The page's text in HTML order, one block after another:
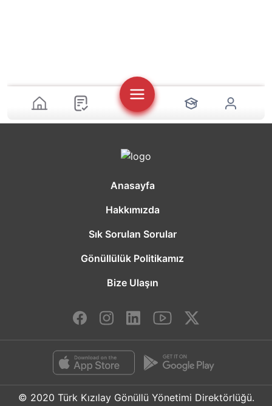
Anasayfa
Hakkımızda
Sık Sorulan Sorular
Gönüllülük Politikamız
Bize Ulaşın
© 2020 Türk Kızılay Gönüllü Yönetimi Direktörlüğü.